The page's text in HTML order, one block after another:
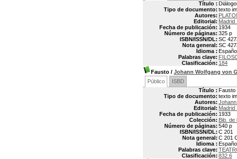
Título :
Tipo de documento: texto
Autores:
Editorial: Madrid
Fecha de publicación: 1934
Número de páginas: 325 p
ISBN/ISSN/DL: SC
Nota general: SC
Idioma :
Palabras clave:
Clasificación: 184
Fausto / Johann Wolfgang von
Público
ISBD
Título : Fausto
Tipo de documento: texto
Autores:
Editorial: Madrid
Fecha de publicación: 1933
Colección: Bib. de
Número de páginas: 540 p
ISBN/ISSN/DL: C 201
Nota general: C 201
Idioma :
Palabras clave:
Clasificación: 832.6